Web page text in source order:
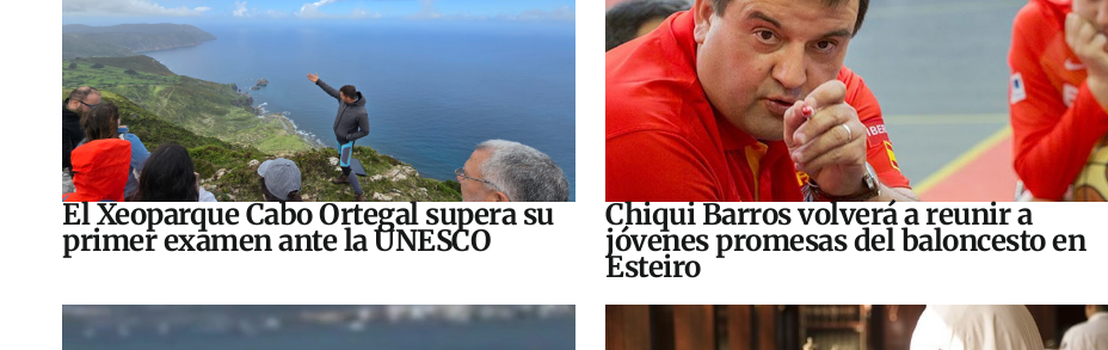
El Xeoparque Cabo Ortegal supera su
primer examen ante la UNESCO
Chiqui Barros volverá a reunir a
jóvenes promesas del baloncesto en
Esteiro